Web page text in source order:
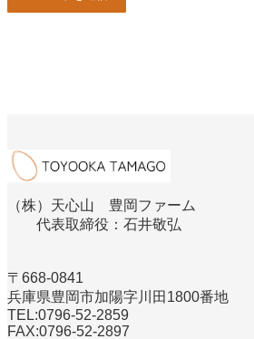
（株）天心山 豊岡ファーム
代表取締役：石井敬弘
〒668-0841
兵庫県豊岡市加陽字川田1800番地
TEL:0796‐52‐2859
FAX:0796‐52‐2897